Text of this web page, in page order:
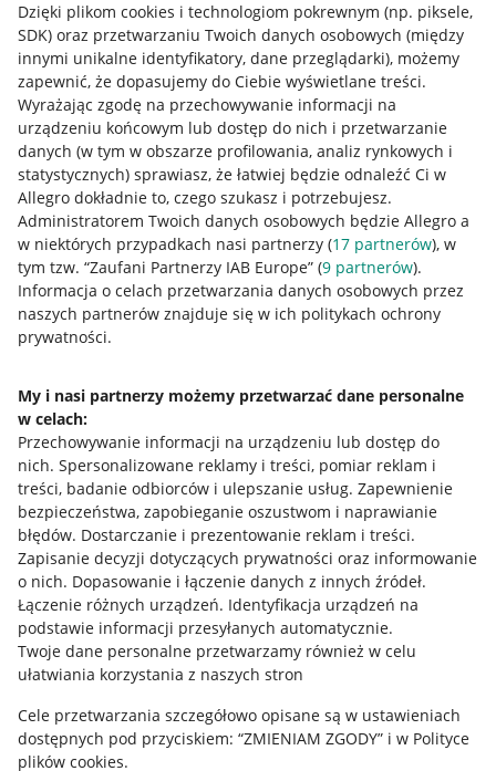
Dzięki plikom cookies i technologiom pokrewnym (np. piksele,
SDK) oraz przetwarzaniu Twoich danych osobowych (między
innymi unikalne identyfikatory, dane przeglądarki), możemy
zapewnić, że dopasujemy do Ciebie wyświetlane treści.
Wyrażając zgodę na przechowywanie informacji na
urządzeniu końcowym lub dostęp do nich i przetwarzanie
danych (w tym w obszarze profilowania, analiz rynkowych i
statystycznych) sprawiasz, że łatwiej będzie odnaleźć Ci w
Allegro dokładnie to, czego szukasz i potrzebujesz.
Administratorem Twoich danych osobowych będzie Allegro a
w niektórych przypadkach nasi partnerzy (17 partnerów), w
tym tzw. “Zaufani Partnerzy IAB Europe” (9 partnerów).
Informacja o celach przetwarzania danych osobowych przez
naszych partnerów znajduje się w ich politykach ochrony
prywatności.
My i nasi partnerzy możemy przetwarzać dane personalne
w celach:
Przechowywanie informacji na urządzeniu lub dostęp do
nich. Spersonalizowane reklamy i treści, pomiar reklam i
treści, badanie odbiorców i ulepszanie usług. Zapewnienie
bezpieczeństwa, zapobieganie oszustwom i naprawianie
błędów. Dostarczanie i prezentowanie reklam i treści.
Zapisanie decyzji dotyczących prywatności oraz informowanie
o nich. Dopasowanie i łączenie danych z innych źródeł.
Łączenie różnych urządzeń. Identyfikacja urządzeń na
podstawie informacji przesyłanych automatycznie.
Twoje dane personalne przetwarzamy również w celu
ułatwiania korzystania z naszych stron
Cele przetwarzania szczegółowo opisane są w ustawieniach
dostępnych pod przyciskiem: “ZMIENIAM ZGODY” i w Polityce
plików cookies.
Przydatne informacje
Jak to działa
Allegro Gadane dla sprzedających
Allegro Gadane dla kupujących
Mapa miejscowości
Informacje prawne
Regulamin
Polityka plików "cookies"
Ustawienia plików "cookies"
Udostępnianie lokalizacji
Informacje dla Aktu o Usługach Cyfrowych